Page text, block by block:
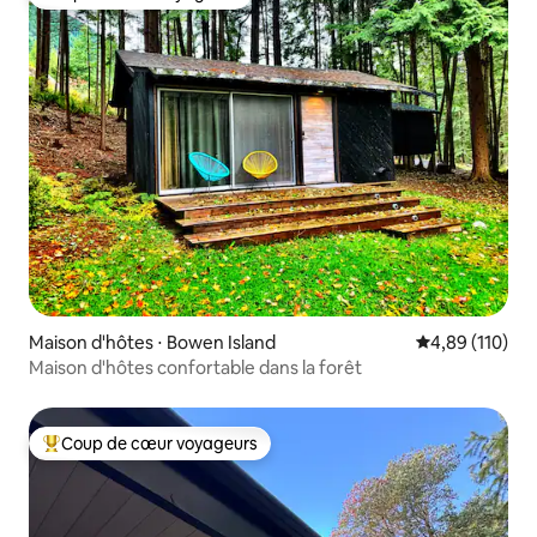
Maison d'hôtes ⋅ Bowen Island Évaluation
4,89 (110)
Maison d'hôtes confortable dans la forêt
Coups de cœur voyageurs les plus appréciés
Coup de cœur voyageurs